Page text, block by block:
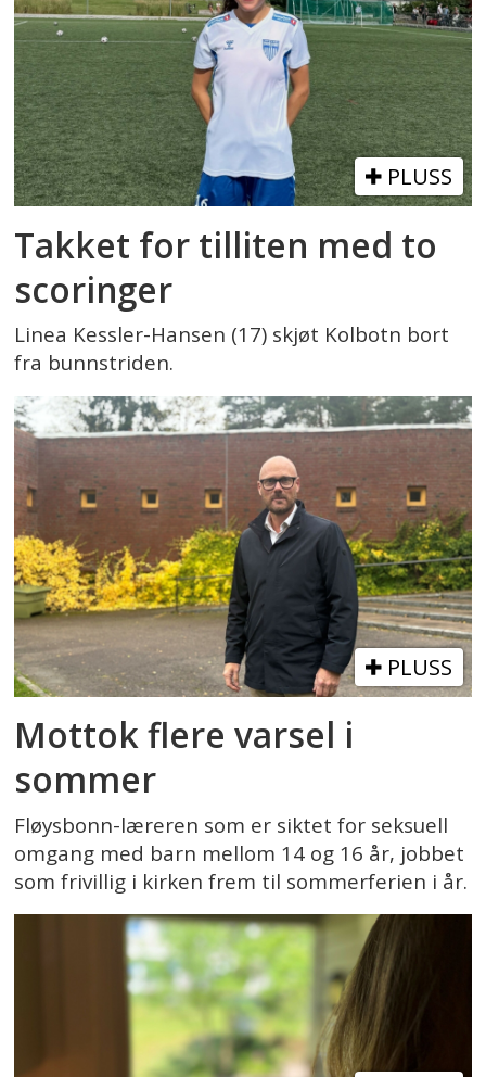
PLUSS
Takket for tilliten med to
scoringer
Linea Kessler-Hansen (17) skjøt Kolbotn bort
fra bunnstriden.
PLUSS
Mottok flere varsel i
sommer
Fløysbonn-læreren som er siktet for seksuell
omgang med barn mellom 14 og 16 år, jobbet
som frivillig i kirken frem til sommerferien i år.